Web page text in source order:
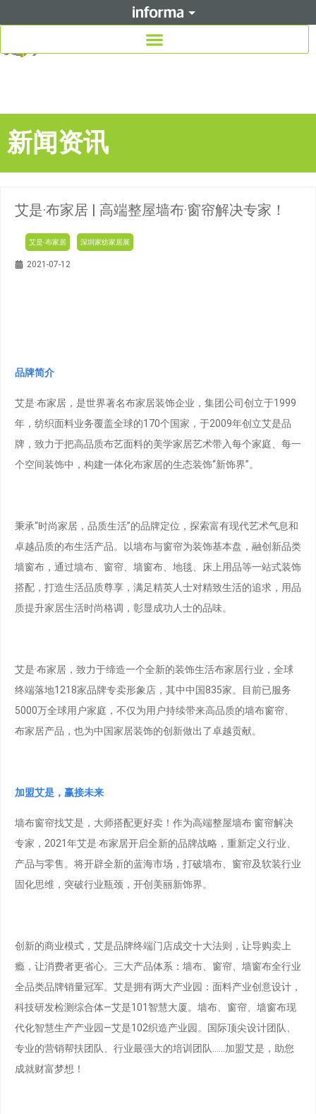
新闻资讯
艾是·布家居 | 高端整屋墙布·窗帘解决专家！
艾是·布家居 深圳家纺家居展
2021-07-12
品牌简介
艾是·布家居，是世界著名布家居装饰企业，集团公司创立于1999
年，纺织面料业务覆盖全球的170个国家，于2009年创立艾是品
牌，致力于把高品质布艺面料的美学家居艺术带入每个家庭、每一
个空间装饰中，构建一体化布家居的生态装饰“新饰界”。
秉承“时尚家居，品质生活”的品牌定位，探索富有现代艺术气息和
卓越品质的布生活产品。以墙布与窗帘为装饰基本盘，融创新品类
墙窗布，通过墙布、窗帘、墙窗布、地毯、床上用品等一站式装饰
搭配，打造生活品质尊享，满足精英人士对精致生活的追求，用品
质提升家居生活时尚格调，彰显成功人士的品味。
艾是·布家居，致力于缔造一个全新的装饰生活布家居行业，全球
终端落地1218家品牌专卖形象店，其中中国835家。目前已服务
5000万全球用户家庭，不仅为用户持续带来高品质的墙布窗帘、
布家居产品，也为中国家居装饰的创新做出了卓越贡献。
加盟艾是，赢接未来
墙布窗帘找艾是，大师搭配更好卖！作为高端整屋墙布·窗帘解决
专家，2021年艾是·布家居开启全新的品牌战略，重新定义行业、
产品与零售。将开辟全新的蓝海市场，打破墙布、窗帘及软装行业
固化思维，突破行业瓶颈，开创美丽新饰界。
创新的商业模式，艾是品牌终端门店成交十大法则，让导购卖上
瘾，让消费者更省心。三大产品体系：墙布、窗帘、墙窗布全行业
全品类品牌销量冠军。艾是拥有两大产业园：面料产业创意设计，
科技研发检测综合体—艾是101智慧大厦。墙布、窗帘、墙窗布现
代化智慧生产产业园—艾是102织造产业园。国际顶尖设计团队、
专业的营销帮扶团队、行业最强大的培训团队……加盟艾是，助您
成就财富梦想！